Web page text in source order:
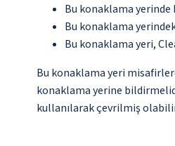
Bu konaklama
Bu konaklama
Bu konaklama yeri,
Bu konaklama yeri
konaklama yerine
kullanılarak çevrilmiş